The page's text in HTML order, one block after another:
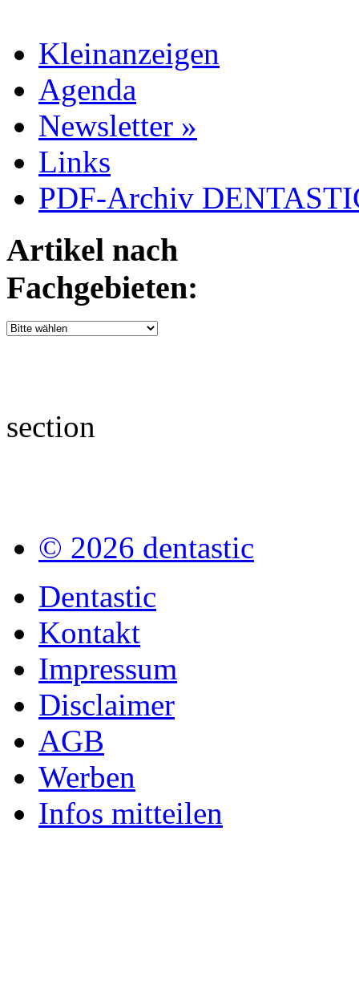
Kleinanzeigen
Agenda
Newsletter »
Links
PDF-Archiv
Artikel nach
Fachgebieten:
section
© 2026 dentastic
Dentastic
Kontakt
Impressum
Disclaimer
AGB
Werben
Infos mitteilen